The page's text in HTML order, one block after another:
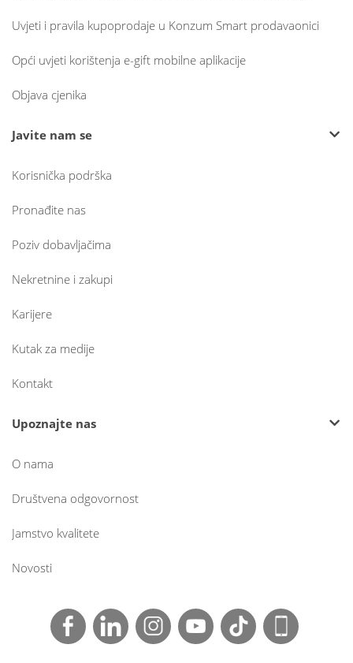
Uvjeti i pravila kupoprodaje u Konzum Smart prodavaonici
Opći uvjeti korištenja e-gift mobilne aplikacije
Objava cjenika
Javite nam se
Korisnička podrška
Pronađite nas
Poziv dobavljačima
Nekretnine i zakupi
Karijere
Kutak za medije
Kontakt
Upoznajte nas
O nama
Društvena odgovornost
Jamstvo kvalitete
Novosti